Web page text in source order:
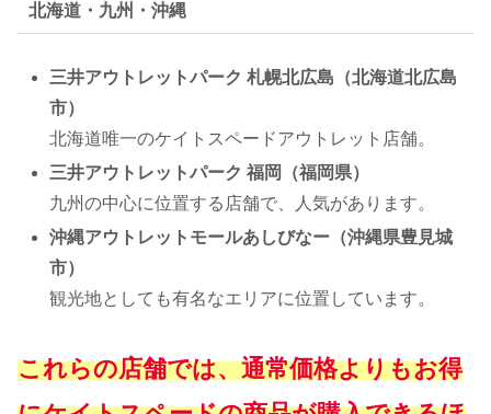
北海道・九州・沖縄
三井アウトレットパーク 札幌北広島（北海道北広島
市）
北海道唯一のケイトスペードアウトレット店舗。
三井アウトレットパーク 福岡（福岡県）
九州の中心に位置する店舗で、人気があります。
沖縄アウトレットモールあしびなー（沖縄県豊見城
市）
観光地としても有名なエリアに位置しています。
これらの店舗では、通常価格よりもお得